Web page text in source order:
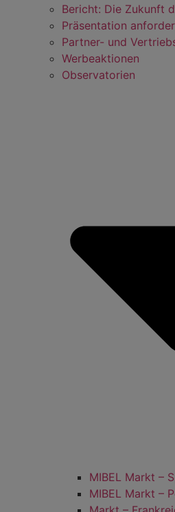
Bericht: Die Zukunft
Präsentation
Partner- und
Werbeaktionen
Observatorien
MIBEL Markt –
MIBEL Markt –